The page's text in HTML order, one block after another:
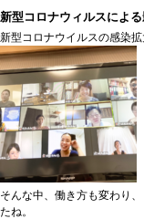
新型コロナウィルスによ
新型コロナウイルスの感染
そんな中、働き方も変わり
たね。